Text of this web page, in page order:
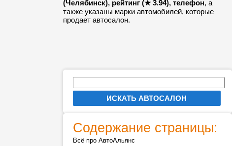
(Челябинск), рейтинг (★ 3.94), телефон, а
также указаны марки автомобилей, которые
продает автосалон.
Содержание страницы:
Всё про АвтоАльянс